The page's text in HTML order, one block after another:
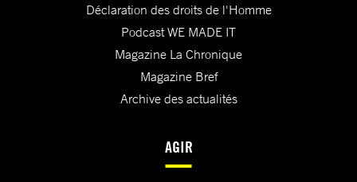
Déclaration des droits de l'Homme
Podcast WE MADE IT
Magazine La Chronique
Magazine Bref
Archive des actualités
AGIR